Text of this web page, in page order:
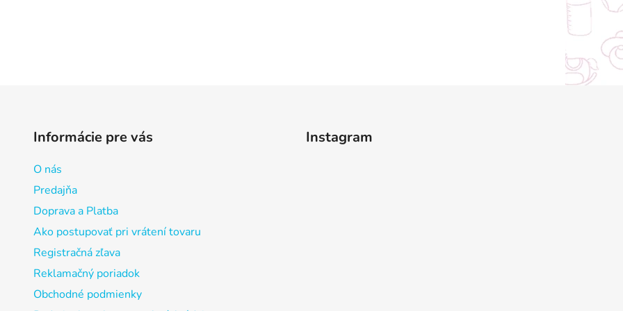
Informácie pre vás
O nás
Predajňa
Doprava a Platba
Ako postupovať pri vrátení tovaru
Registračná zľava
Reklamačný poriadok
Obchodné podmienky
Instagram